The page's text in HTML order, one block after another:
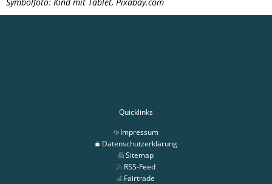
Quicklinks
Impressum
Datenschutzerklärung
Sitemap
RSS-Feed
Fairtrade